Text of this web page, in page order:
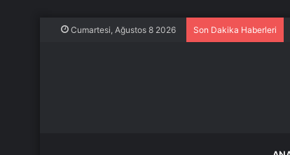
Cumartesi, Ağustos 8 2026 Son Dakika Haberleri